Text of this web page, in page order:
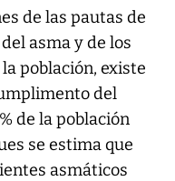
de las pautas de
asma y de los
población, existe
del
de la población
se estima que
asmáticos